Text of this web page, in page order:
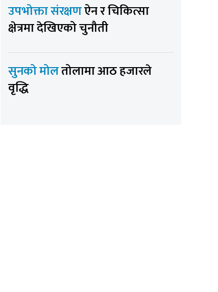
उपभोक्ता संरक्षणऐन र चिकित्सा
क्षेत्रमा देखिएको चुनौती
सुनको मोलतोलामा आठ हजारले
वृद्धि